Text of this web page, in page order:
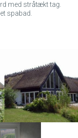
med stråtækt tag.
spabad.